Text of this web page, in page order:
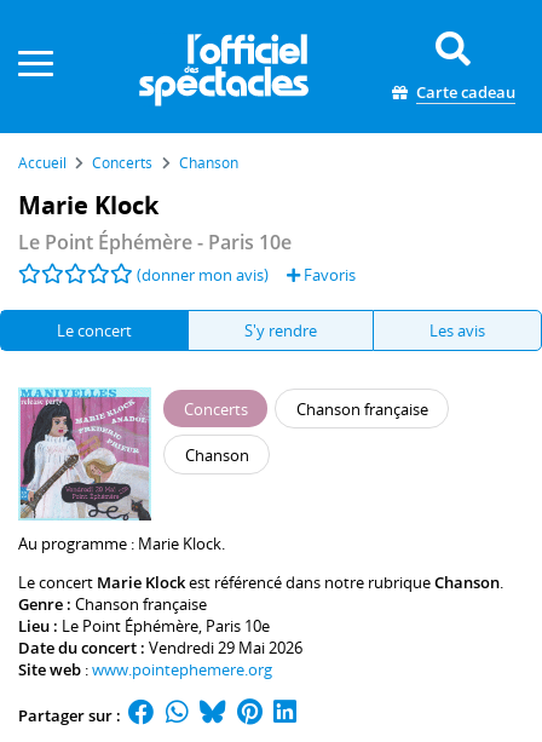
Carte cadeau
Accueil Concerts Chanson
Marie Klock
Le Point Éphémère- Paris 10e
(donner mon avis) Favoris
Le concert S'y rendre Les avis
Concerts Chanson française
Chanson
Au programme : Marie Klock
Le concert Marie Klockest référencé dans notre rubriqueChanson.
Genre : Chanson française
Lieu : Le Point Éphémère, Paris 10e
Date du concert : Vendredi 29 Mai 2026
Site web :www.pointephemere.org
Partager sur :